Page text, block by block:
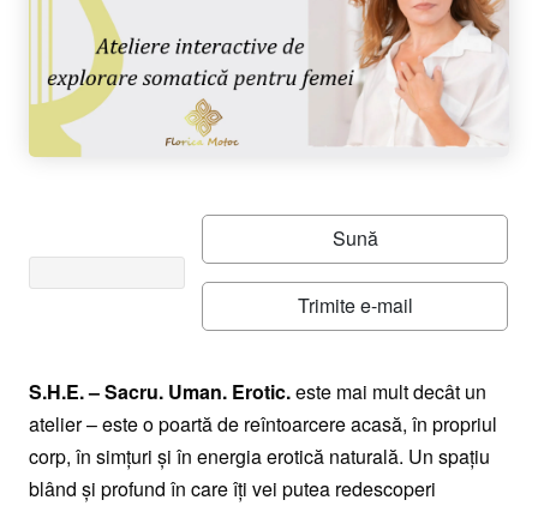
Sună
Trimite e-mail
S.H.E. – Sacru. Uman. Erotic.este mai mult decât un
atelier – este o poartă de reîntoarcere acasă, în propriul
corp, în simțuri și în energia erotică naturală. Un spațiu
blând și profund în care îți vei putea redescoperi